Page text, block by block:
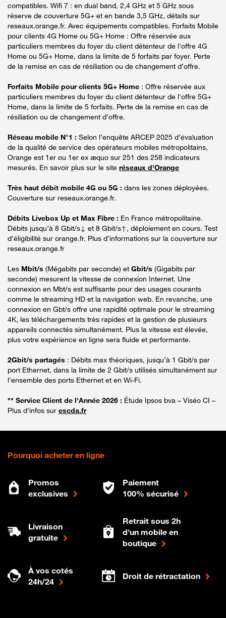
compatibles. Wifi 7 : en dual band, 2,4 GHz et 5 GHz sous
réserve de couverture 5G+ et en bande 3,5 GHz, détails sur
reseaux.orange.fr. Avec équipements compatibles. Forfaits Mobile
pour clients 4G Home ou 5G+ Home : Offre réservée aux
particuliers membres du foyer du client détenteur de l'offre 4G
Home ou 5G+ Home, dans la limite de 5 forfaits par foyer. Perte
de la remise en cas de résiliation ou de changement d’offre.
Forfaits Mobile pour clients 5G+ Home : Offre réservée aux
particuliers membres du foyer du client détenteur de l'offre 5G+
Home, dans la limite de 5 forfaits. Perte de la remise en cas de
résiliation ou de changement d’offre.
Réseau mobile N°1 : Selon l’enquête ARCEP 2025 d’évaluation
de la qualité de service des opérateurs mobiles métropolitains,
Orange est 1er ou 1er ex æquo sur 251 des 258 indicateurs
mesurés. En savoir plus sur le site réseaux d'Orange
Très haut débit mobile 4G ou 5G : dans les zones déployées.
Couverture sur reseaux.orange.fr.
Débits Livebox Up et Max Fibre : En France métropolitaine.
Débits jusqu’à 8 Gbit/s↓ et 8 Gbit/s↑, déploiement en cours. Test
d’éligibilité sur orange.fr. Plus d’informations sur la couverture sur
reseaux.orange.fr
Les Mbit/s (Mégabits par seconde) et Gbit/s (Gigabits par
seconde) mesurent la vitesse de connexion Internet. Une
connexion en Mbt/s est suffisante pour des usages courants
comme le streaming HD et la navigation web. En revanche, une
connexion en Gbt/s offre une rapidité optimale pour le streaming
4K, les téléchargements très rapides et la gestion de plusieurs
appareils connectés simultanément. Plus la vitesse est élevée,
plus votre expérience en ligne sera fluide et performante.
2Gbit/s partagés : Débits max théoriques, jusqu’à 1 Gbit/s par
port Ethernet, dans la limite de 2 Gbit/s utilisés simultanément sur
l’ensemble des ports Ethernet et en Wi-Fi.
** Service Client de l'Année 2026 : Étude Ipsos bva – Viséo CI –
Plus d'infos sur escda.fr
Pourquoi acheter en ligne
Promos
exclusives
Paiement
100% sécurisé
Livraison
gratuite
Retrait sous 2h
d'un mobile en
boutique
À vos cotés
24h/24
Droit de rétractation